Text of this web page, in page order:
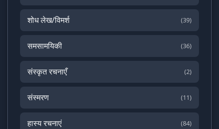
शोध लेख/विमर्श (39)
समसामयिकी (36)
संस्कृत रचनाएँ (2)
संस्मरण (11)
हास्य रचनाएं (84)